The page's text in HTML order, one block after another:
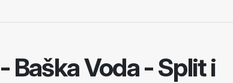
Baška Voda - Split i